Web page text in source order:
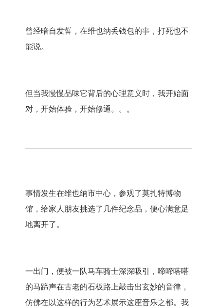
曾经暗自发誓，在维也纳丢钱包的事，打死也不
能说。
但当我慢慢品味它背后的心理意义时，我开始面
对，开始体验，开始修通。。。
事情发生在维也纳市中心，参观了莫扎特博物
馆，给家人朋友挑选了几件纪念品，便心满意足
地离开了。
一出门，便被一队马车骑士深深吸引，啼啼嗒嗒
的马蹄声在古老的石板路上敲击出玄妙的音律，
仿佛在以这样的行为艺术展示这座音乐之都。我